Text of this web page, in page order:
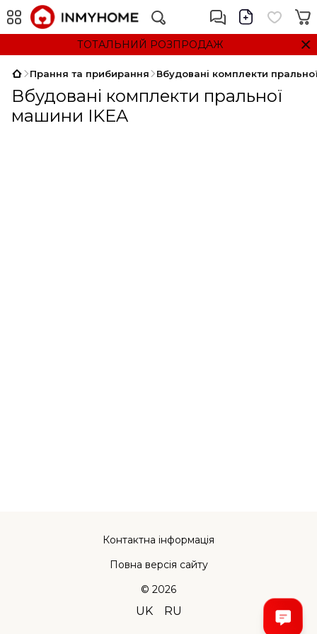
ТОТАЛЬНИЙ РОЗПРОДАЖ
Прання та прибирання Вбудовані комплекти
Вбудовані комплекти пральної
машини IKEA
Контактна інформація
Повна версія сайту
© 2026
UK RU